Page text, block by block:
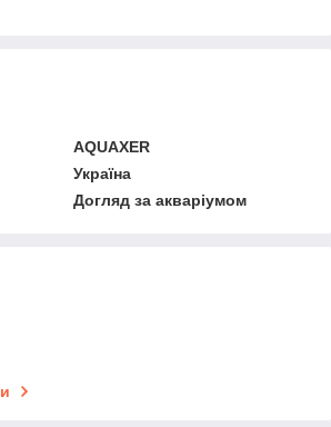
AQUAXER
Україна
Догляд за акваріумом